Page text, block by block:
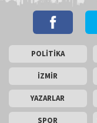
POLİTİKA
İZMİR
YAZARLAR
SPOR